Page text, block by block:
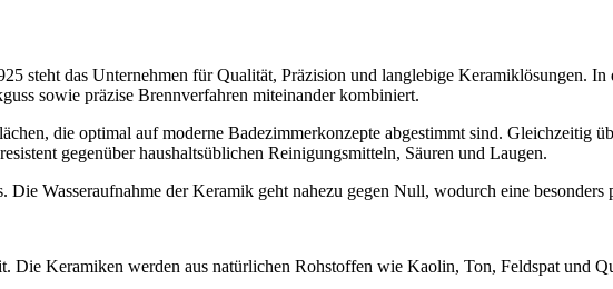
steht das Unternehmen für Qualität, Präzision und langlebige Keramiklösungen.
sowie präzise Brennverfahren miteinander kombiniert.
die optimal auf moderne Badezimmerkonzepte abgestimmt sind. Gleichzeitig
gegenüber haushaltsüblichen Reinigungsmitteln, Säuren und Laugen.
Wasseraufnahme der Keramik geht nahezu gegen Null, wodurch eine
Die Keramiken werden aus natürlichen Rohstoffen wie Kaolin, Ton, Feldspat und